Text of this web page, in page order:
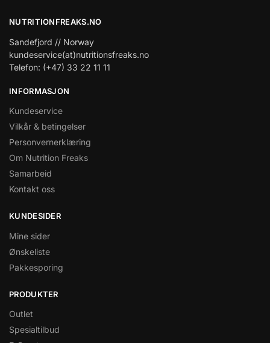
NUTRITIONFREAKS.NO
Sandefjord // Norway
kundeservice(at)nutritionsfreaks.no
Telefon: (+47) 33 22 11 11
INFORMASJON
Kundeservice
Vilkår & betingelser
Personvernerklæring
Om Nutrition Freaks
Samarbeid
Kontakt oss
KUNDESIDER
Mine sider
Ønskeliste
Pakkesporing
PRODUKTER
Outlet
Spesialtilbud